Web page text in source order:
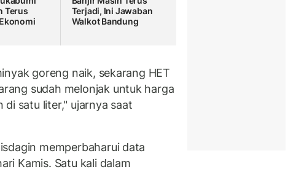
Terus
Terjadi, Ini Jawaban
Walkot Bandung
goreng naik, sekarang HET
sudah melonjak untuk harga
di satu liter," ujarnya saat
memperbaharui data
Kamis. Satu kali dalam